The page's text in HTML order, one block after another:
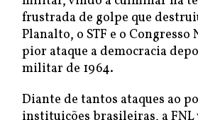
frustrada de golpe que
Planalto, o STF e o Congresso
pior ataque a democracia
militar de 1964.
Diante de tantos ataques ao